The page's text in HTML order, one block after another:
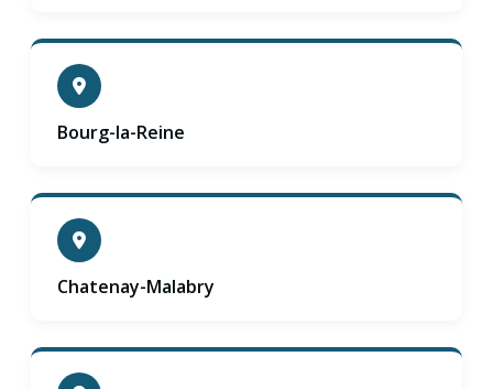
Bourg-la-Reine
Chatenay-Malabry